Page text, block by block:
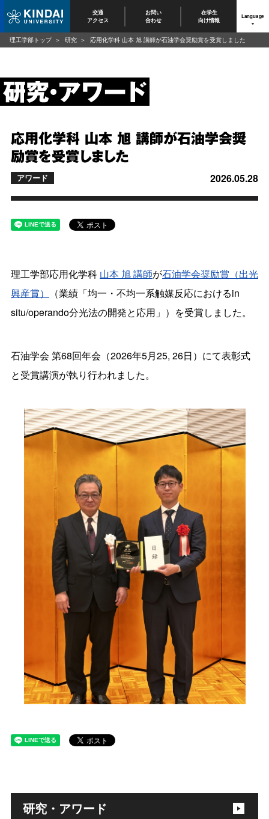
交通
アクセス
お問い
合わせ
在学生
向け情報
Language
研究・アワード
応用化学科 山本 旭 講師が石油学会奨
励賞を受賞しました
2026.05.28
アワード
理工学部応用化学科 山本 旭 講師が石油学会奨励賞（出光
興産賞）
（業績「均一・不均一系触媒反応におけるin
situ/operando分光法の開発と応用」）を受賞しました。
石油学会 第68回年会（2026年5月25, 26日）にて表彰式
と受賞講演が執り行われました。
理工学部トップ 研究 応用化学科 山本 旭 講師が石油学会奨励賞を受賞しました